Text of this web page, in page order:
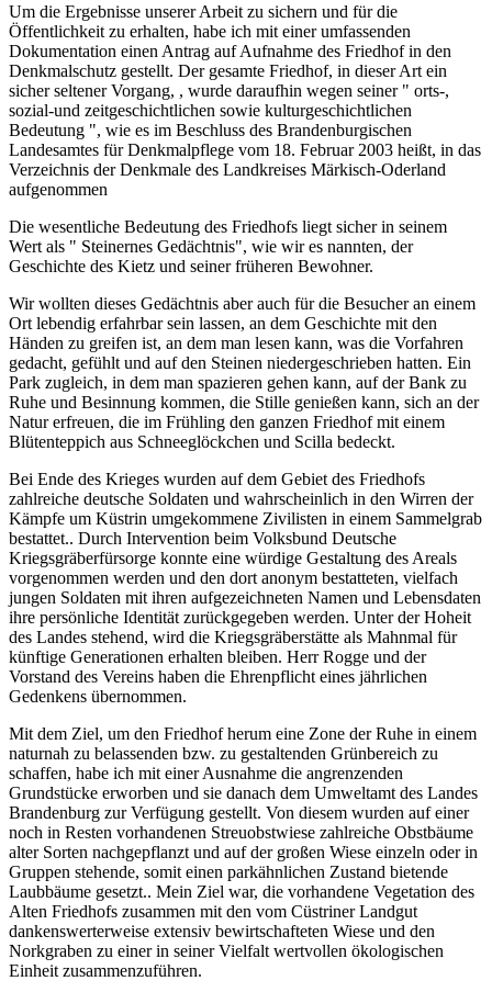
Um die Ergebnisse unserer Arbeit zu sichern und für die
Öffentlichkeit zu erhalten, habe ich mit einer umfassenden
Dokumentation einen Antrag auf Aufnahme des Friedhof in den
Denkmalschutz gestellt. Der gesamte Friedhof, in dieser Art ein
sicher seltener Vorgang, , wurde daraufhin wegen seiner " orts-,
sozial-und zeitgeschichtlichen sowie kulturgeschichtlichen
Bedeutung ", wie es im Beschluss des Brandenburgischen
Landesamtes für Denkmalpflege vom 18. Februar 2003 heißt, in das
Verzeichnis der Denkmale des Landkreises Märkisch-Oderland
aufgenommen
Die wesentliche Bedeutung des Friedhofs liegt sicher in seinem
Wert als " Steinernes Gedächtnis", wie wir es nannten, der
Geschichte des Kietz und seiner früheren Bewohner.
Wir wollten dieses Gedächtnis aber auch für die Besucher an einem
Ort lebendig erfahrbar sein lassen, an dem Geschichte mit den
Händen zu greifen ist, an dem man lesen kann, was die Vorfahren
gedacht, gefühlt und auf den Steinen niedergeschrieben hatten. Ein
Park zugleich, in dem man spazieren gehen kann, auf der Bank zu
Ruhe und Besinnung kommen, die Stille genießen kann, sich an der
Natur erfreuen, die im Frühling den ganzen Friedhof mit einem
Blütenteppich aus Schneeglöckchen und Scilla bedeckt.
Bei Ende des Krieges wurden auf dem Gebiet des Friedhofs
zahlreiche deutsche Soldaten und wahrscheinlich in den Wirren der
Kämpfe um Küstrin umgekommene Zivilisten in einem Sammelgrab
bestattet.. Durch Intervention beim Volksbund Deutsche
Kriegsgräberfürsorge konnte eine würdige Gestaltung des Areals
vorgenommen werden und den dort anonym bestatteten, vielfach
jungen Soldaten mit ihren aufgezeichneten Namen und Lebensdaten
ihre persönliche Identität zurückgegeben werden. Unter der Hoheit
des Landes stehend, wird die Kriegsgräberstätte als Mahnmal für
künftige Generationen erhalten bleiben. Herr Rogge und der
Vorstand des Vereins haben die Ehrenpflicht eines jährlichen
Gedenkens übernommen.
Mit dem Ziel, um den Friedhof herum eine Zone der Ruhe in einem
naturnah zu belassenden bzw. zu gestaltenden Grünbereich zu
schaffen, habe ich mit einer Ausnahme die angrenzenden
Grundstücke erworben und sie danach dem Umweltamt des Landes
Brandenburg zur Verfügung gestellt. Von diesem wurden auf einer
noch in Resten vorhandenen Streuobstwiese zahlreiche Obstbäume
alter Sorten nachgepflanzt und auf der großen Wiese einzeln oder in
Gruppen stehende, somit einen parkähnlichen Zustand bietende
Laubbäume gesetzt.. Mein Ziel war, die vorhandene Vegetation des
Alten Friedhofs zusammen mit den vom Cüstriner Landgut
dankenswerterweise extensiv bewirtschafteten Wiese und den
Norkgraben zu einer in seiner Vielfalt wertvollen ökologischen
Einheit zusammenzuführen.